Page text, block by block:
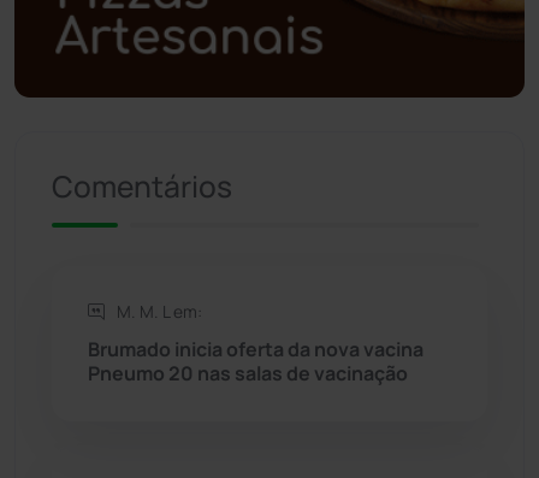
Polícia Militar (27)
Política (03)
Riacho de Santana
Rio de Contas
Rio do Antônio
Comentários
M. M. L em:
Brumado inicia oferta da nova vacina
Pneumo 20 nas salas de vacinação